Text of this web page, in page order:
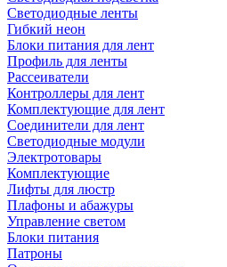
Светодиодные ленты
Гибкий неон
Блоки питания для лент
Профиль для ленты
Рассеиватели
Контроллеры для лент
Комплектующие для лент
Соединители для лент
Светодиодные модули
Электротовары
Комплектующие
Лифты для люстр
Плафоны и абажуры
Управление светом
Блоки питания
Патроны